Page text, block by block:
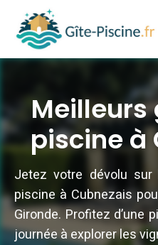
piscine à
Jetez votre dévolu
piscine à Cubnezais
Gironde. Profitez d’une
journée à explorer les